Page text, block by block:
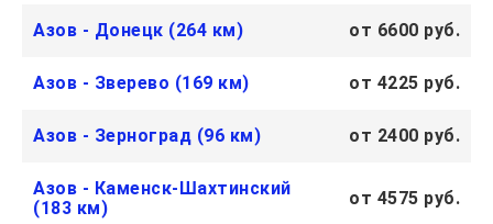
Азов - Донецк (264 км) от 6600 руб.
Азов - Зверево (169 км) от 4225 руб.
Азов - Зерноград (96 км) от 2400 руб.
Азов - Каменск-Шахтинский
(183 км)
от 4575 руб.